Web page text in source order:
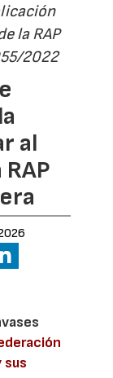
la RAP
2022
al
sus